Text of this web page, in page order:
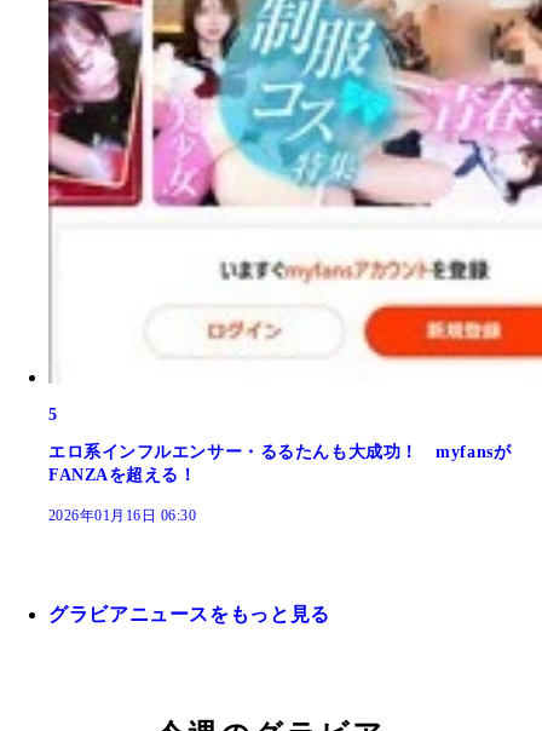
5
エロ系インフルエンサー・るるたんも大成功！ myfansが
FANZAを超える！
2026年01月16日 06:30
グラビアニュースをもっと見る